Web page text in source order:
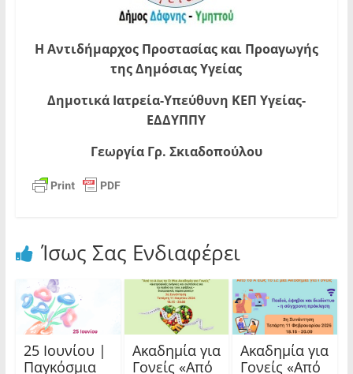
Η Αντιδήμαρχος Προστασίας και Προαγωγής
της Δημόσιας Υγείας
Δημοτικά Ιατρεία-Υπεύθυνη ΚΕΠ Υγείας-
ΕΔΔΥΠΠΥ
Γεωργία Γρ. Σκιαδοπούλου
Ίσως Σας Ενδιαφέρει
25 Ιουνίου |
Παγκόσμια
Ακαδημία για
Γονείς «Από
Ακαδημία για
Γονείς «Από